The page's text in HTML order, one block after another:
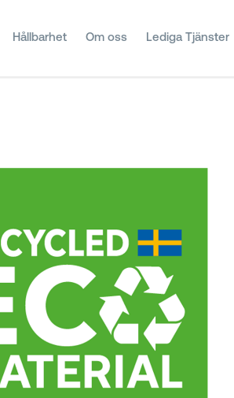
Hållbarhet Om oss Lediga Tjänster